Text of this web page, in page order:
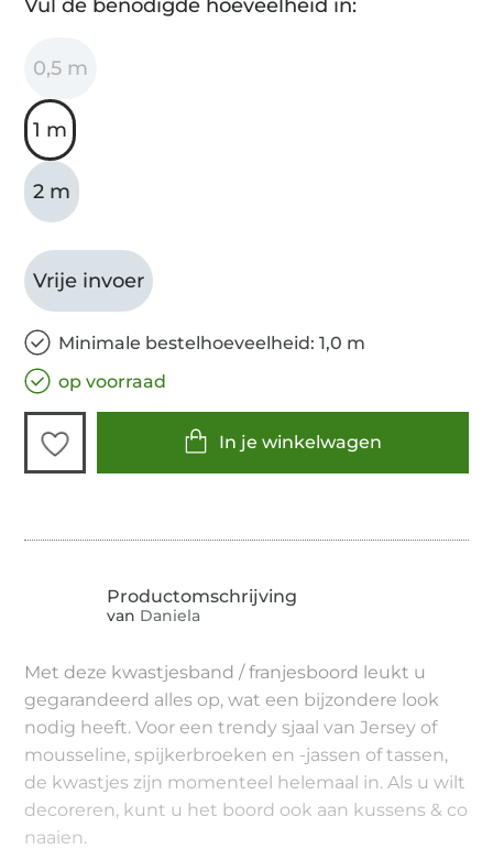
Vul de benodigde hoeveelheid in:
0,5 m
1 m
2 m
Vrije invoer
Minimale bestelhoeveelheid: 1,0 m
op voorraad
In je winkelwagen
van Daniela
Met deze kwastjesband / franjesboord leukt u
gegarandeerd alles op, wat een bijzondere look
nodig heeft. Voor een trendy sjaal van Jersey of
mousseline, spijkerbroeken en -jassen of tassen,
de kwastjes zijn momenteel helemaal in. Als u wilt
decoreren, kunt u het boord ook aan kussens & co
naaien.